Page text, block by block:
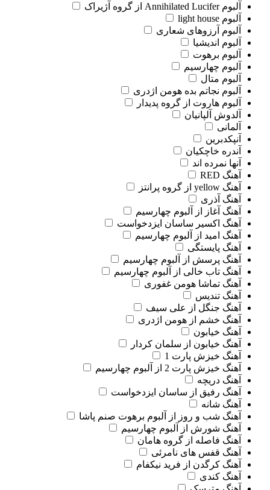
آلبوم Annihilated Lucifer از گروه آژیراک
آلبوم light house
آلبوم آرزوهای شعاری
آلبوم اندیشیا
آلبوم برهوت
آلبوم چهارسیم
آلبوم متال
آلبوم نجاتم بده هومن اژدری
آلبوم هاروت از گروه پدیدار
آلدوش آلپانیان
آلمانی
آنپکدبرین
آندره خاچکیان
آنها نمرده اند
آهنگ RED
آهنگ yellow از گروه پرانتز
آهنگ آذری
آهنگ آغاز از آلبوم چهارسیم
آهنگ اکسیر ساسان ایزدخواست
آهنگ امید از آلبوم چهارسیم
آهنگ پایستگی
آهنگ پرسش از آلبوم چهارسیم
آهنگ تاب خالی از آلبوم چهارسیم
آهنگ تماشا هومن غفوری
آهنگ تندیس
آهنگ جنگل از علی سیف
آهنگ خشم از هومن اژدری
آهنگ خیابون
آهنگ خیابون از سلمان کردار
آهنگ خیزش پارت 1
آهنگ خیزش پارت 2 از آلبوم چهارسیم
آهنگ دریچه
آهنگ رفیق از ساسان ایزدخواست
آهنگ شانه
آهنگ شب و روز از آلبوم برهوت صنم پاشا
آهنگ شورش از آلبوم چهارسیم
آهنگ فاصله از گروه هامان
آهنگ قفس های نامرئی
آهنگ کرگدن از فرید نیکفام
آهنگ کندی